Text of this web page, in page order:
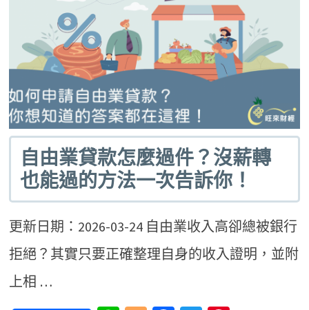
自由業貸款怎麼過件？沒薪轉
也能過的方法一次告訴你！
更新日期：2026-03-24 自由業收入高卻總被銀行
拒絕？其實只要正確整理自身的收入證明，並附
上相 …